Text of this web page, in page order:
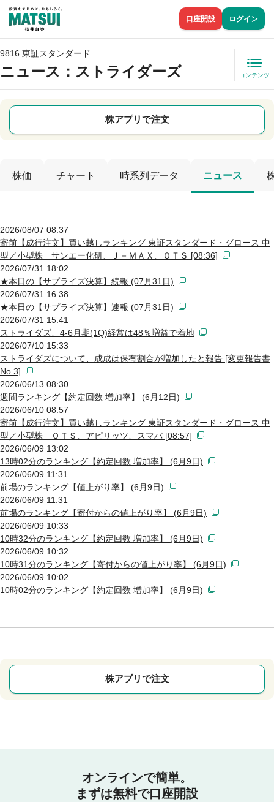
口座開設 ログイン
9816 東証スタンダード
ニュース ：ストライダーズ コンテンツ
株アプリで注文
株価 チャート 時系列データ ニュース
2026/08/07 08:37
寄前【成行注文】買い越しランキング 東証スタンダード・グロース 中
型／小型株 サンエー化研、Ｊ－ＭＡＸ、ＯＴＳ [08:36]
2026/07/31 18:02
★本日の【サプライズ決算】続報 (07月31日)
2026/07/31 16:38
★本日の【サプライズ決算】速報 (07月31日)
2026/07/31 15:41
ストライダズ、4-6月期(1Q)経常は48％増益で着地
2026/07/10 15:33
ストライダズについて、成成は保有割合が増加したと報告 [変更報告書
No.3]
2026/06/13 08:30
週間ランキング【約定回数 増加率】 (6月12日)
2026/06/10 08:57
寄前【成行注文】買い越しランキング 東証スタンダード・グロース 中
型／小型株 ＯＴＳ、アピリッツ、スマバ [08:57]
2026/06/09 13:02
13時02分のランキング【約定回数 増加率】 (6月9日)
2026/06/09 11:31
前場のランキング【値上がり率】 (6月9日)
2026/06/09 11:31
前場のランキング【寄付からの値上がり率】 (6月9日)
2026/06/09 10:33
10時32分のランキング【約定回数 増加率】 (6月9日)
2026/06/09 10:32
10時31分のランキング【寄付からの値上がり率】 (6月9日)
2026/06/09 10:02
10時02分のランキング【約定回数 増加率】 (6月9日)
株アプリで注文
オンラインで簡単。
まずは無料で口座開設